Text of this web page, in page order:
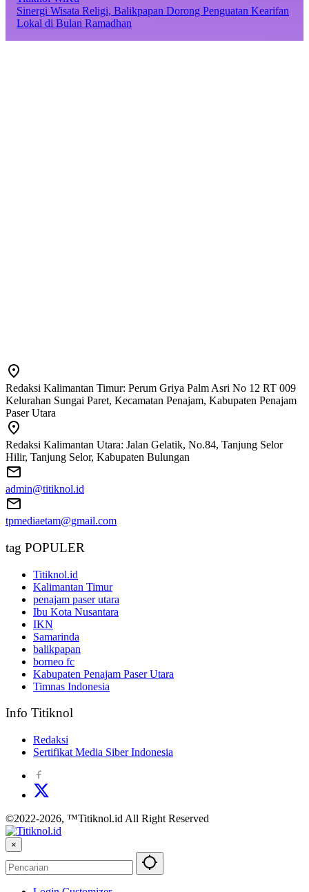
Sinergi Wisata Religi, Balikpapan Dorong Penguatan Kearifan
Lokal di Bulan Ramadhan
Redaksi Kalimantan Timur: Perum Griya Palm Asri No 12 RT 009
Kelurahan Sungai Paret, Kecamatan Penajam, Kabupaten Penajam
Paser Utara
Redaksi Kalimantan Utara: Jalan Gelatik, No.84, Tanjung Selor
Hilir, Tanjung Selor, Kabupaten Bulungan
admin@titiknol.id
tpmediaetam@gmail.com
tag POPULER
Titiknol.id
Kalimantan Timur
penajam paser utara
Ibu Kota Nusantara
IKN
Samarinda
balikpapan
borneo fc
Kabupaten Penajam Paser Utara
Timnas Indonesia
Info Titiknol
Redaksi
Sertifikat Media Siber Indonesia
©2022-2026, ™Titiknol.id All Right Reserved
×